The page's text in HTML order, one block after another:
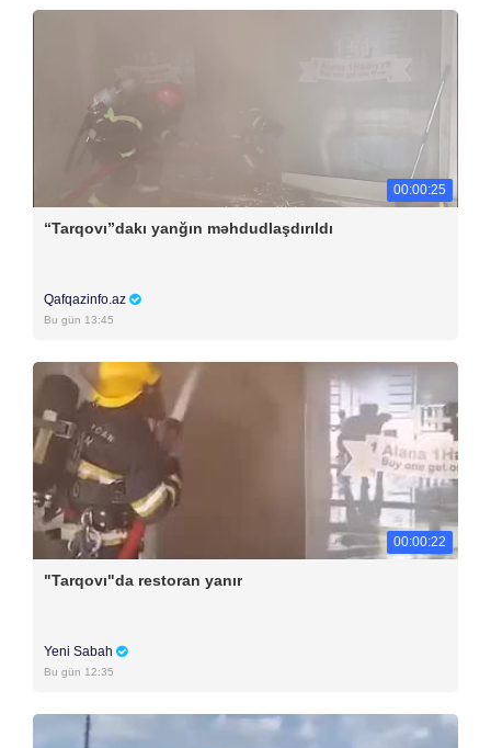
00:00:25
“Tarqovı”dakı yanğın məhdudlaşdırıldı
Qafqazinfo.az
Bu gün 13:45
00:00:22
"Tarqovı"da restoran yanır
Yeni Sabah
Bu gün 12:35